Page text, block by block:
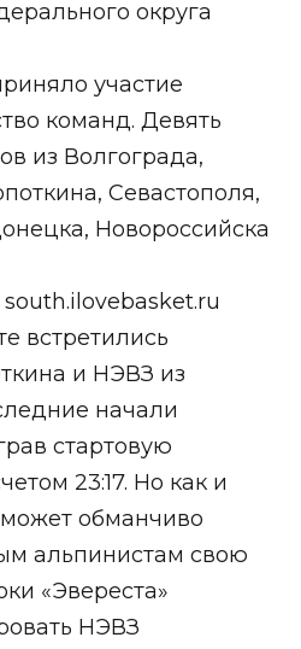
округа
участие
команд. Девять
из Волгограда,
Севастополя,
Новороссийска
встретились
и НЭВЗ из
начали
стартовую
23:17. Но как и
обманчиво
альпинистам свою
«Эвереста»
НЭВЗ